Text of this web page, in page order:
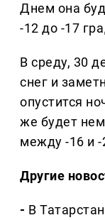
Днем она
-12 до -17
В среду, 30
снег и
опустится
же будет
между -16 и -
Другие
- В